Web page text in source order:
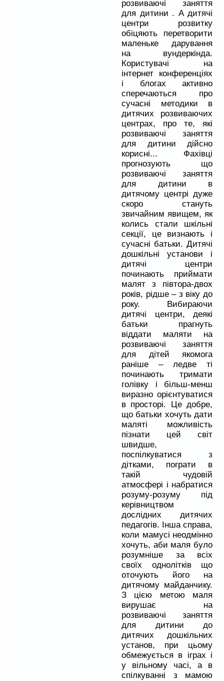
розвиваючі заняття
для дитини . А дитячі
центри розвитку
обіцяють перетворити
маленьке дарування
на вундеркінда.
Користувачі на
інтернет конференціях
і блогах активно
сперечаються про
сучасні методики в
дитячих розвиваючих
центрах, про те, які
розвиваючі заняття
для дитини дійсно
корисні... Фахівці
прогнозують що
розвиваючі заняття
для дитини в
дитячому центрі дуже
скоро стануть
звичайним явищем, як
колись стали шкільні
секції, це визнають і
сучасні батьки. Дитячі
дошкільні установи і
дитячі центри
починають приймати
малят з півтора-двох
років, рідше – з віку до
року. Вибираючи
дитячі центри, деякі
батьки прагнуть
віддати маляти на
розвиваючі заняття
для дітей якомога
раніше – ледве ті
починають тримати
голівку і більш-менш
виразно орієнтуватися
в просторі. Це добре,
що батьки хочуть дати
маляті можливість
пізнати цей світ
швидше,
поспілкуватися з
дітками, пограти в
такій чудовій
атмосфері і набратися
розуму-розуму під
керівництвом
дослідних дитячих
педагогів. Інша справа,
коли мамусі неодмінно
хочуть, аби маля було
розумніше за всіх
своїх однолітків що
оточують його на
дитячому майданчику.
З цією метою маля
вирушає на
розвиваючі заняття
для дитини до
дитячих дошкільних
установ, при цьому
обмежується в іграх і
у вільному часі, а в
спілкуванні з мамою